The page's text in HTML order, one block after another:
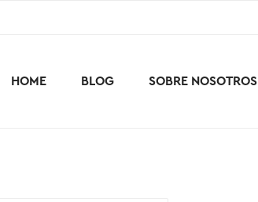
HOME BLOG SOBRE NOSOTROS